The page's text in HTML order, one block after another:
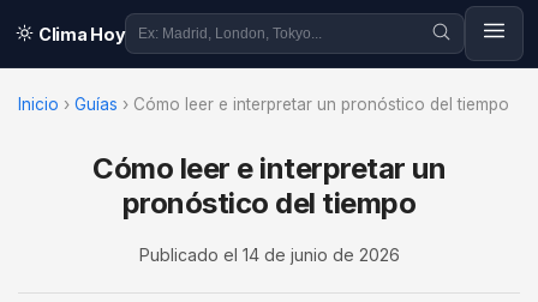
Clima Hoy
Inicio › Guías › Cómo leer e interpretar un pronóstico del tiempo
Cómo leer e interpretar un
pronóstico del tiempo
Publicado el 14 de junio de 2026